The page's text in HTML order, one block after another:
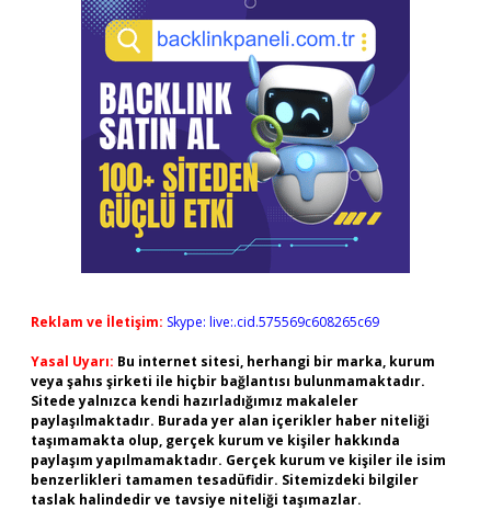
Reklam ve İletişim: Skype: live:.cid.575569c608265c69
Yasal Uyarı: Bu internet sitesi, herhangi bir marka, kurum
veya şahıs şirketi ile hiçbir bağlantısı bulunmamaktadır.
Sitede yalnızca kendi hazırladığımız makaleler
paylaşılmaktadır. Burada yer alan içerikler haber niteliği
taşımamakta olup, gerçek kurum ve kişiler hakkında
paylaşım yapılmamaktadır. Gerçek kurum ve kişiler ile isim
benzerlikleri tamamen tesadüfidir. Sitemizdeki bilgiler
taslak halindedir ve tavsiye niteliği taşımazlar.